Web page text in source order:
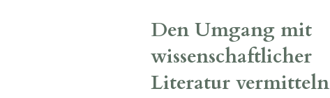
Den Umgang mit
wissenschaftlicher
Literatur vermitteln